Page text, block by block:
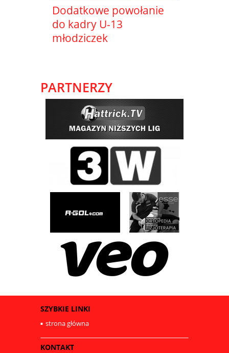
Dodatkowe powołanie
do kadry U-13
młodziczek
PARTNERZY
SZYBKIE LINKI
strona główna
KONTAKT